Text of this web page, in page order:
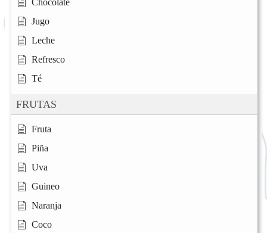
Chocolate
Jugo
Leche
Refresco
Té
FRUTAS
Fruta
Piña
Uva
Guineo
Naranja
Coco